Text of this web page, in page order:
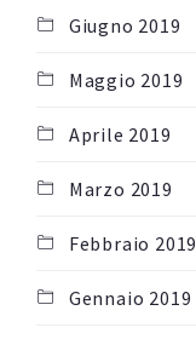
Giugno 2019
Maggio 2019
Aprile 2019
Marzo 2019
Febbraio 2019
Gennaio 2019